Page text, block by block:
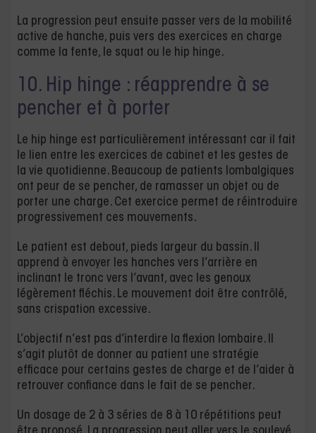
La progression peut ensuite passer vers de la mobilité
active de hanche, puis vers des exercices en charge
comme la fente, le squat ou le hip hinge.
10. Hip hinge : réapprendre à se
pencher et à porter
Le hip hinge est particulièrement intéressant car il fait
le lien entre les exercices de cabinet et les gestes de
la vie quotidienne. Beaucoup de patients lombalgiques
ont peur de se pencher, de ramasser un objet ou de
porter une charge. Cet exercice permet de réintroduire
progressivement ces mouvements.
Le patient est debout, pieds largeur du bassin. Il
apprend à envoyer les hanches vers l’arrière en
inclinant le tronc vers l’avant, avec les genoux
légèrement fléchis. Le mouvement doit être contrôlé,
sans crispation excessive.
L’objectif n’est pas d’interdire la flexion lombaire. Il
s’agit plutôt de donner au patient une stratégie
efficace pour certains gestes de charge et de l’aider à
retrouver confiance dans le fait de se pencher.
Un dosage de 2 à 3 séries de 8 à 10 répétitions peut